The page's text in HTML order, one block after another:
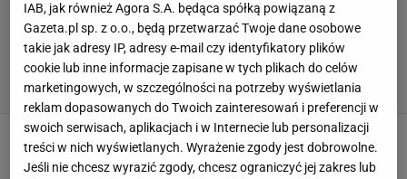
Prosta i elegancka, a jaka przewiewna - ta
bluzka z Reserved z modalu kosztuje teraz 29
zł
IAB, jak również Agora S.A. będąca spółką powiązaną z
Gazeta.pl sp. z o.o., będą przetwarzać Twoje dane osobowe
takie jak adresy IP, adresy e-mail czy identyfikatory plików
cookie lub inne informacje zapisane w tych plikach do celów
marketingowych, w szczególności na potrzeby wyświetlania
reklam dopasowanych do Twoich zainteresowań i preferencji w
swoich serwisach, aplikacjach i w Internecie lub personalizacji
treści w nich wyświetlanych. Wyrażenie zgody jest dobrowolne.
Jeśli nie chcesz wyrazić zgody, chcesz ograniczyć jej zakres lub